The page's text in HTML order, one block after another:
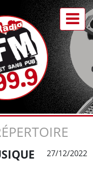
27/12/2022